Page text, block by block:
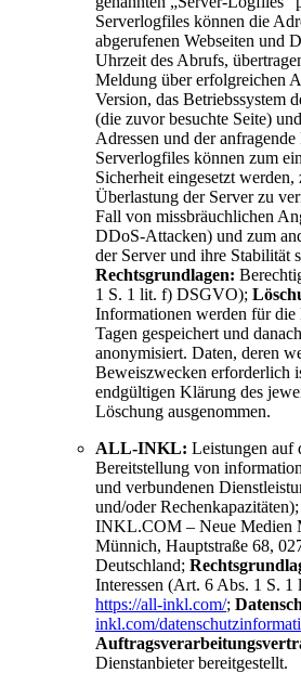
Serverlogfiles können die
abgerufenen Webseiten und
Uhrzeit des Abrufs,
Meldung über erfolgreichen
Version, das Betriebssystem
(die zuvor besuchte Seite)
Adressen und der
Serverlogfiles können zum
Sicherheit eingesetzt
Überlastung der Server zu
Fall von missbräuchlichen
DDoS-Attacken) und zum
der Server und ihre Stabilität
Rechtsgrundlagen:
1 S. 1 lit. f) DSGVO);
Informationen werden für
Tagen gespeichert und
anonymisiert. Daten, deren
Beweiszwecken erforderlich
endgültigen Klärung des
Löschung ausgenommen.
ALL-INKL: Leistungen auf
Bereitstellung von
und verbundenen
und/oder Rechenkapazitäten);
INKL.COM – Neue Medien
Münnich, Hauptstraße 68,
Deutschland;
Interessen (Art. 6 Abs. 1 S.
https://all-inkl.com/;
inkl.com/
Dienstanbieter bereitgestellt.